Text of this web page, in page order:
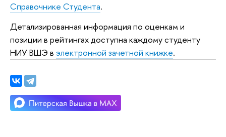
Справочнике Студента.
Детализированная информация по оценкам и
позиции в рейтингах доступна каждому студенту
НИУ ВШЭ в электронной зачетной книжке.